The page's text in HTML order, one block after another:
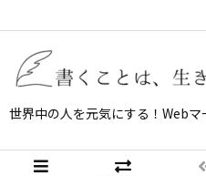
世界中の人を元気にする！Web